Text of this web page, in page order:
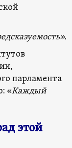
парламента
«Каждый
этой